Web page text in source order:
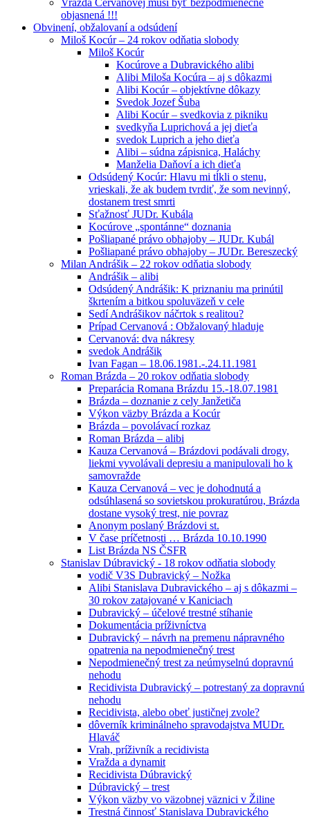
objasnená !!!
Obvinení, obžalovaní a odsúdení
Miloš Kocúr – 24 rokov odňatia slobody
Miloš Kocúr
Kocúrove a Dubravického alibi
Alibi Miloša Kocúra – aj s dôkazmi
Alibi Kocúr – objektívne dôkazy
Svedok Jozef Šuba
Alibi Kocúr – svedkovia z pikniku
svedkyňa Luprichová a jej dieťa
svedok Luprich a jeho dieťa
Alibi – súdna zápisnica, Haláchy
Manželia Daňoví a ich dieťa
Odsúdený Kocúr: Hlavu mi tĺkli o stenu,
vrieskali, že ak budem tvrdiť, že som nevinný,
dostanem trest smrti
Sťažnosť JUDr. Kubála
Kocúrove „spontánne“ doznania
Pošliapané právo obhajoby – JUDr. Kubál
Pošliapané právo obhajoby – JUDr. Bereszecký
Milan Andrášik – 22 rokov odňatia slobody
Andrášik – alibi
Odsúdený Andrášik: K priznaniu ma prinútil
škrtením a bitkou spoluväzeň v cele
Sedí Andrášikov náčrtok s realitou?
Prípad Cervanová : Obžalovaný hladuje
Cervanová: dva nákresy
svedok Andrášik
Ivan Fagan – 18.06.1981.-.24.11.1981
Roman Brázda – 20 rokov odňatia slobody
Preparácia Romana Brázdu 15.-18.07.1981
Brázda – doznanie z cely Janžetiča
Výkon väzby Brázda a Kocúr
Brázda – povolávací rozkaz
Roman Brázda – alibi
Kauza Cervanová – Brázdovi podávali drogy,
liekmi vyvolávali depresiu a manipulovali ho k
samovražde
Kauza Cervanová – vec je dohodnutá a
odsúhlasená so sovietskou prokuratúrou, Brázda
dostane vysoký trest, nie povraz
Anonym poslaný Brázdovi st.
V čase príčetnosti … Brázda 10.10.1990
List Brázda NS ČSFR
Stanislav Dúbravický - 18 rokov odňatia slobody
vodič V3S Dubravický – Nožka
Alibi Stanislava Dubravického – aj s dôkazmi –
30 rokov zatajované v Kaniciach
Dubravický – účelové trestné stíhanie
Dokumentácia príživníctva
Dubravický – návrh na premenu nápravného
opatrenia na nepodmienečný trest
Nepodmienečný trest za neúmyselnú dopravnú
nehodu
Recidivista Dubravický – potrestaný za dopravnú
nehodu
Recidivista, alebo obeť justičnej zvole?
dôverník kriminálneho spravodajstva MUDr.
Hlaváč
Vrah, príživník a recidivista
Vražda a dynamit
Recidivista Dúbravický
Dúbravický – trest
Výkon väzby vo väzobnej väznici v Žiline
Trestná činnosť Stanislava Dubravického